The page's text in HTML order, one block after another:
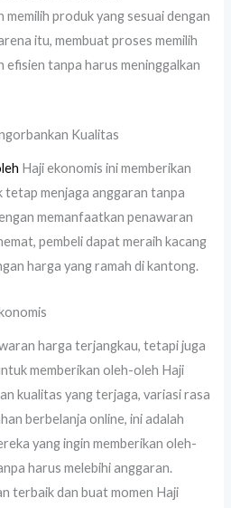
memilih produk yang sesuai dengan
itu, membuat proses memilih
efisien tanpa harus meninggalkan
Kualitas
Haji ekonomis ini memberikan
tetap menjaga anggaran tanpa
memanfaatkan penawaran
pembeli dapat meraih kacang
harga yang ramah di kantong.
harga terjangkau, tetapi juga
memberikan oleh-oleh Haji
kualitas yang terjaga, variasi rasa
berbelanja online, ini adalah
yang ingin memberikan oleh-
harus melebihi anggaran.
terbaik dan buat momen Haji